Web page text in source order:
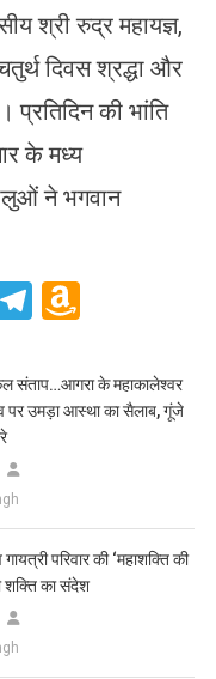
श्री रुद्र महायज्ञ,
दिवस श्रद्धा और
की भांति
के मध्य
ने भगवान
Telegram
List
संताप…आगरा के महाकालेश्वर
पर उमड़ा आस्था का सैलाब, गूंजे
परिवार की ‘महाशक्ति की
शक्ति का संदेश